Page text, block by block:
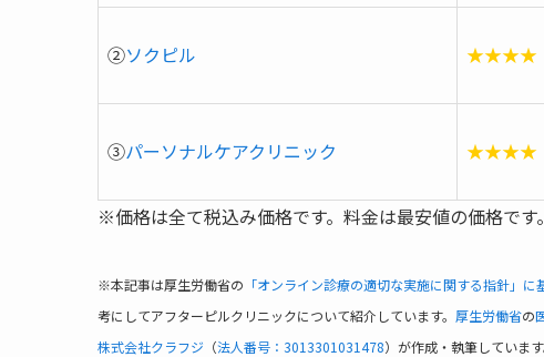
②ソクピル ★★★★
③パーソナルケアクリニック ★★★★
※価格は全て税込み価格です。料金は最安値の価格です
※本記事は厚生労働省の 「オンライン診療の適切な実施に関する指針」
考にしてアフターピルクリニックについて紹介しています。 厚生労働省の
株式会社クラフジ （法人番号：3013301031478）が作成・執筆していま